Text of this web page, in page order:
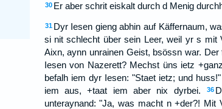
30 Er aber schrit eiskalt durch d Menig
31 Dyr Iesen gieng abhin auf Käffernaum,
si nit schlecht über sein Leer, weil yr s mit
Aixn, aynn unrainen Geist, bsössn war.
Iesen von Nazerett? Mechst üns ietz
befalh iem dyr Iesen: "Staet ietz; und
iem aus, +taat iem aber nix dyrbei.
36
unteraynand: "Ja, was macht n +der?!